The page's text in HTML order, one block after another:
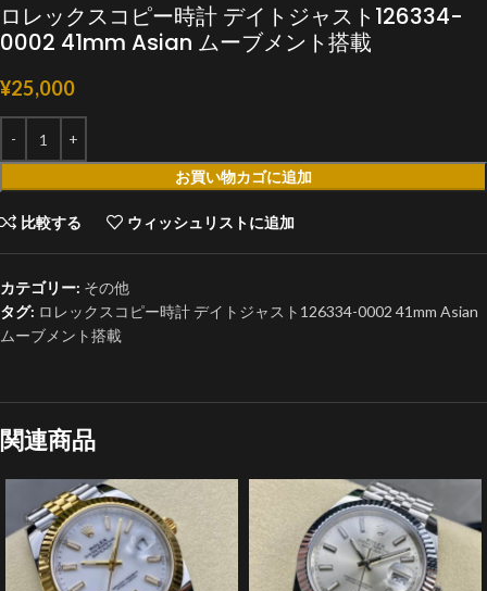
ロレックスコピー時計 デイトジャスト126334-
0002 41mm Asian ムーブメント搭載
¥25,000
お買い物カゴに追加
比較する ウィッシュリストに追加
カテゴリー: その他
タグ: ロレックスコピー時計 デイトジャスト126334-0002 41mm Asian
ムーブメント搭載
関連商品